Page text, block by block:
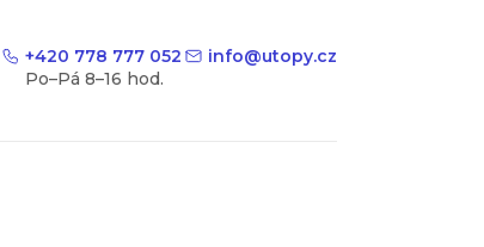
+420 778 777 052 info@utopy.cz